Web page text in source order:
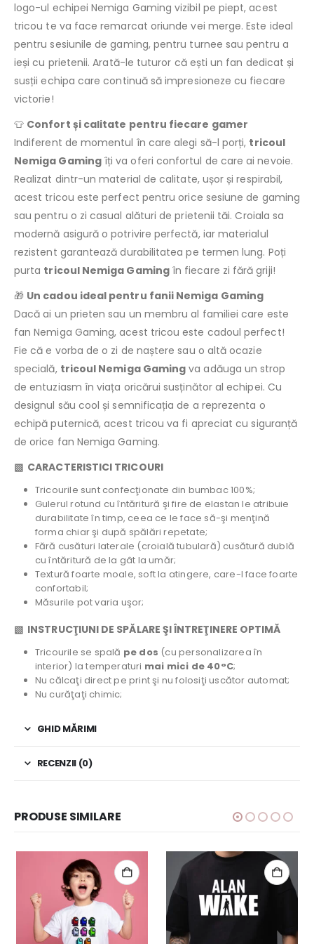
logo-ul echipei Nemiga Gaming vizibil pe piept, acest
tricou te va face remarcat oriunde vei merge. Este ideal
pentru sesiunile de gaming, pentru turnee sau pentru a
ieși cu prietenii. Arată-le tuturor că ești un fan dedicat și
susții echipa care continuă să impresioneze cu fiecare
victorie!
👕 Confort și calitate pentru fiecare gamer
Indiferent de momentul în care alegi să-l porți, tricoul
Nemiga Gamingîți va oferi confortul de care ai nevoie.
Realizat dintr-un material de calitate, ușor și respirabil,
acest tricou este perfect pentru orice sesiune de gaming
sau pentru o zi casual alături de prietenii tăi. Croiala sa
modernă asigură o potrivire perfectă, iar materialul
rezistent garantează durabilitatea pe termen lung. Poți
purta tricoul Nemiga Gamingîn fiecare zi fără griji!
🎁 Un cadou ideal pentru fanii Nemiga Gaming
Dacă ai un prieten sau un membru al familiei care este
fan Nemiga Gaming, acest tricou este cadoul perfect!
Fie că e vorba de o zi de naștere sau o altă ocazie
specială, tricoul Nemiga Gaming va adăuga un strop
de entuziasm în viața oricărui susținător al echipei. Cu
designul său cool și semnificația de a reprezenta o
echipă puternică, acest tricou va fi apreciat cu siguranță
de orice fan Nemiga Gaming.
▧ CARACTERISTICI TRICOURI
Tricourile sunt confecţionate din bumbac 100%;
Gulerul rotund cu întăritură şi fire de elastan le atribuie
durabilitate în timp, ceea ce le face să-şi menţină
forma chiar şi după spălări repetate;
Fără cusături laterale (croială tubulară) cusătură dublă
cu întăritură de la gât la umăr;
Textură foarte moale, soft la atingere, care-l face foarte
confortabil;
Măsurile pot varia uşor;
▧ INSTRUCŢIUNI DE SPĂLARE ŞI ÎNTREŢINERE OPTIMĂ
Tricourile se spală pe dos (cu personalizarea în
interior) la temperaturi mai mici de 40°C;
Nu călcaţi direct pe print şi nu folosiţi uscător automat;
Nu curăţaţi chimic;
GHID MĂRIMI
RECENZII (0)
PRODUSE SIMILARE